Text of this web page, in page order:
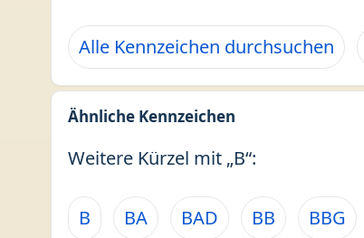
Alle Kennzeichen durchsuchen
Ähnliche Kennzeichen
Weitere Kürzel mit „B“:
B BA BAD BB BBG